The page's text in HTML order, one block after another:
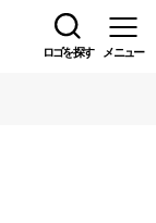
ロゴを探す メニュー